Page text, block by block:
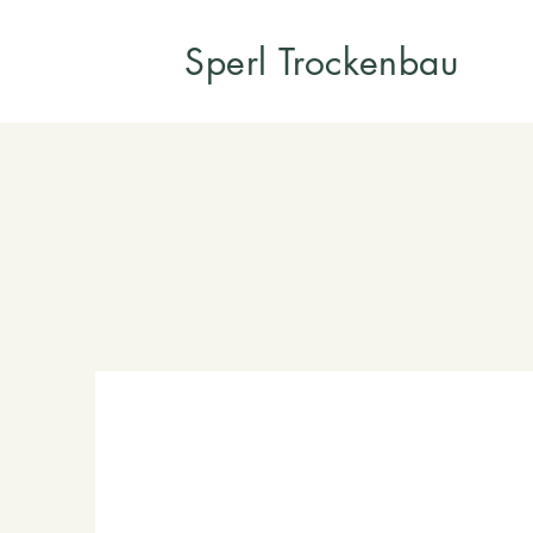
Sperl Trockenbau